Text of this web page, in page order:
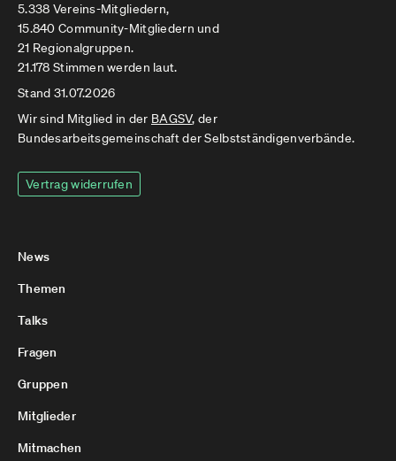
5.338 Vereins-Mitgliedern,
15.840 Community-Mitgliedern und
21 Regionalgruppen.
21.178 Stimmen werden laut.
Stand 31.07.2026
Wir sind Mitglied in der BAGSV, der
Bundesarbeitsgemeinschaft der Selbstständigenverbände.
Vertrag widerrufen
News
Themen
Talks
Fragen
Gruppen
Mitglieder
Mitmachen